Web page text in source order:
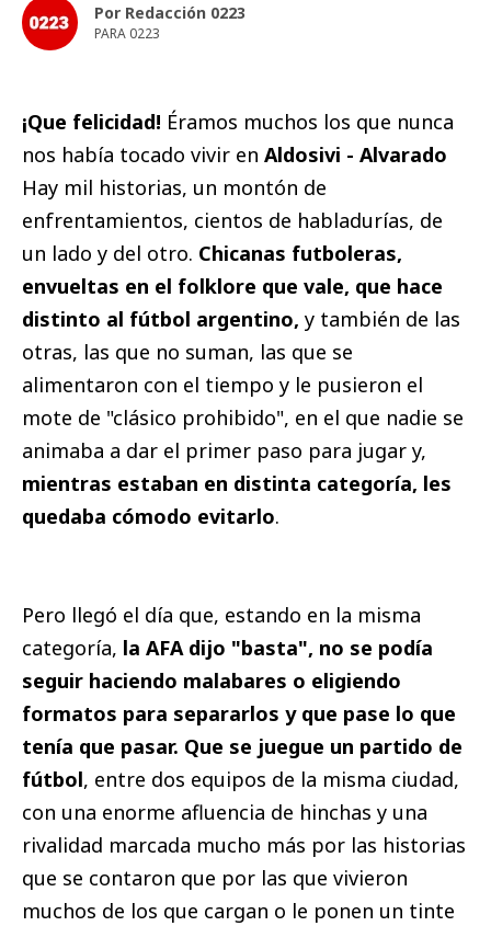
Por Redacción 0223
PARA 0223
¡Que felicidad! Éramos muchos los que nunca
nos había tocado vivir en Aldosivi - Alvarado
Hay mil historias, un montón de
enfrentamientos, cientos de habladurías, de
un lado y del otro. Chicanas futboleras,
envueltas en el folklore que vale, que hace
distinto al fútbol argentino, y también de las
otras, las que no suman, las que se
alimentaron con el tiempo y le pusieron el
mote de "clásico prohibido", en el que nadie se
animaba a dar el primer paso para jugar y,
mientras estaban en distinta categoría, les
quedaba cómodo evitarlo.
Pero llegó el día que, estando en la misma
categoría, la AFA dijo "basta", no se podía
seguir haciendo malabares o eligiendo
formatos para separarlos y que pase lo que
tenía que pasar. Que se juegue un partido de
fútbol, entre dos equipos de la misma ciudad,
con una enorme afluencia de hinchas y una
rivalidad marcada mucho más por las historias
que se contaron que por las que vivieron
muchos de los que cargan o le ponen un tinte